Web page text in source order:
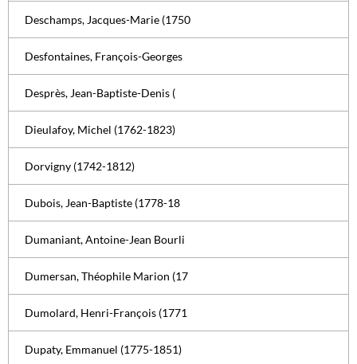
Deschamps, Jacques-Marie (1750
Desfontaines, François-Georges
Desprès, Jean-Baptiste-Denis (
Dieulafoy, Michel (1762-1823)
Dorvigny (1742-1812)
Dubois, Jean-Baptiste (1778-18
Dumaniant, Antoine-Jean Bourli
Dumersan, Théophile Marion (17
Dumolard, Henri-François (1771
Dupaty, Emmanuel (1775-1851)